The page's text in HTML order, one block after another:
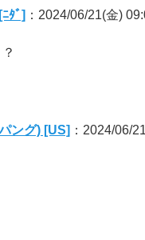
ﾀﾞ] ：2024/06/21(金)
ング) [US] ：2024/06/